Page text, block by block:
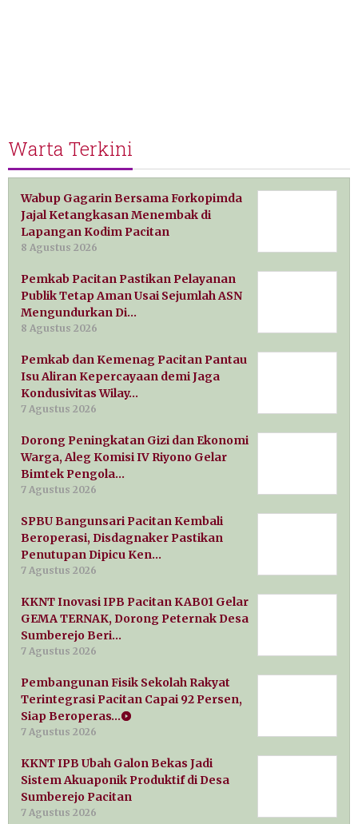
Warta Terkini
Wabup Gagarin Bersama Forkopimda
Jajal Ketangkasan Menembak di
Lapangan Kodim Pacitan
8 Agustus 2026
Pemkab Pacitan Pastikan Pelayanan
Publik Tetap Aman Usai Sejumlah ASN
Mengundurkan Di…
8 Agustus 2026
Pemkab dan Kemenag Pacitan Pantau
Isu Aliran Kepercayaan demi Jaga
Kondusivitas Wilay…
7 Agustus 2026
Dorong Peningkatan Gizi dan Ekonomi
Warga, Aleg Komisi IV Riyono Gelar
Bimtek Pengola…
7 Agustus 2026
SPBU Bangunsari Pacitan Kembali
Beroperasi, Disdagnaker Pastikan
Penutupan Dipicu Ken…
7 Agustus 2026
KKNT Inovasi IPB Pacitan KAB01 Gelar
GEMA TERNAK, Dorong Peternak Desa
Sumberejo Beri…
7 Agustus 2026
Pembangunan Fisik Sekolah Rakyat
Terintegrasi Pacitan Capai 92 Persen,
Siap Beroperas…
7 Agustus 2026
KKNT IPB Ubah Galon Bekas Jadi
Sistem Akuaponik Produktif di Desa
Sumberejo Pacitan
7 Agustus 2026